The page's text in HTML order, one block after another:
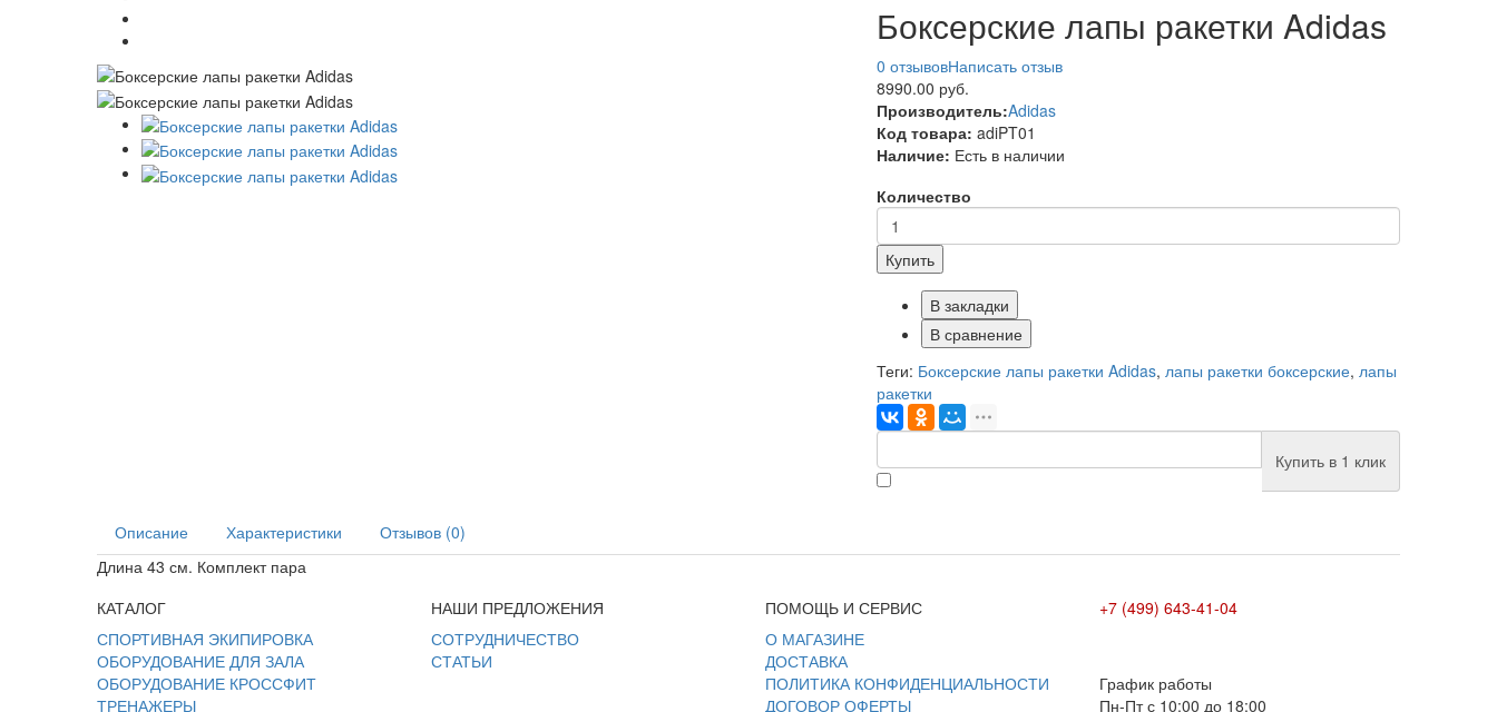
Боксерские лапы ракетки Adidas
0 отзывовНаписать отзыв
8990.00 руб.
Производитель:Adidas
Код товара: adiPT01
Наличие: Есть в наличии
Количество
Купить
В закладки
В сравнение
Теги: Боксерские лапы ракетки Adidas, лапы ракетки боксерские, лапы
ракетки
Купить в 1 клик
Описание Характеристики
Отзывов (0)
Длина 43 см. Комплект пара
КАТАЛОГ
СПОРТИВНАЯ ЭКИПИРОВКА
ОБОРУДОВАНИЕ ДЛЯ ЗАЛА
ОБОРУДОВАНИЕ КРОССФИТ
ТРЕНАЖЕРЫ
НАШИ ПРЕДЛОЖЕНИЯ
СОТРУДНИЧЕСТВО
СТАТЬИ
ПОМОЩЬ И СЕРВИС
О МАГАЗИНЕ
ДОСТАВКА
ПОЛИТИКА КОНФИДЕНЦИАЛЬНОСТИ
ДОГОВОР ОФЕРТЫ
+7 (499) 643-41-04
График работы
Пн-Пт с 10:00 до 18:00